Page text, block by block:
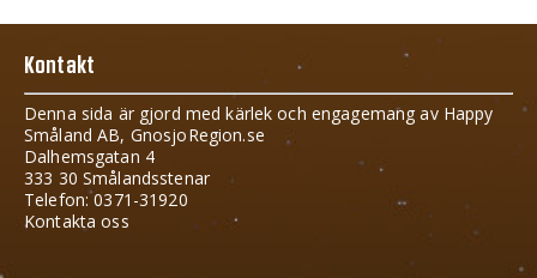
Kontakt
Denna sida är gjord med kärlek och engagemang av Happy
Småland AB, GnosjoRegion.se
Dalhemsgatan 4
333 30 Smålandsstenar
Telefon: 0371-31920
Kontakta oss